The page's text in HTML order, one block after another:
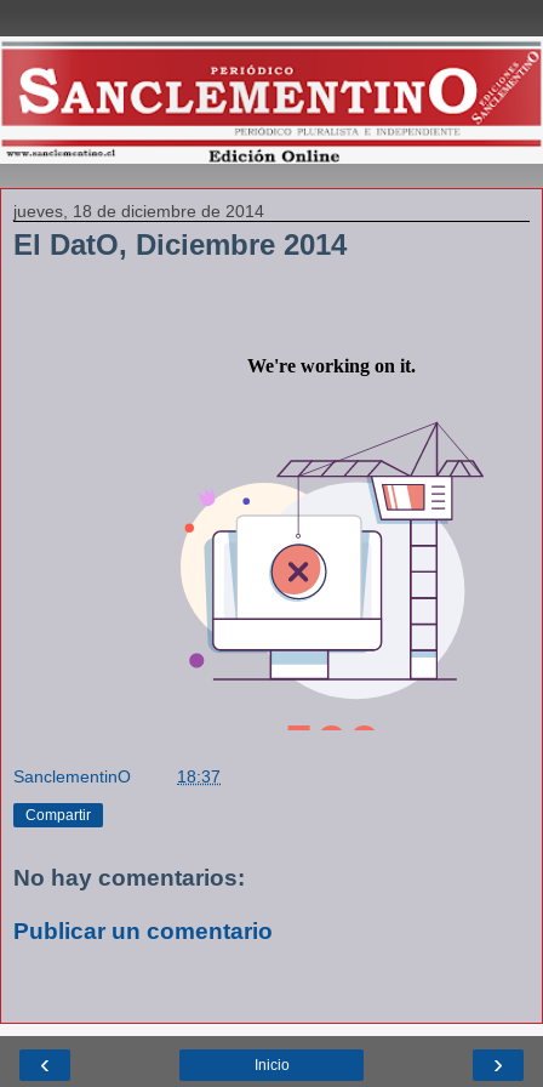
jueves, 18 de diciembre de 2014
El DatO, Diciembre 2014
SanclementinO 18:37
Compartir
No hay comentarios:
Publicar un comentario
‹ ›
Inicio